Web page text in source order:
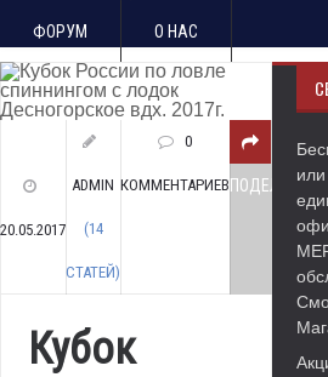
ФОРУМ О НАС
20.05.2017
ADMIN
(14
СТАТЕЙ)
0
КОММЕНТАРИЕВ ПОДЕЛИТЬСЯ
Кубок